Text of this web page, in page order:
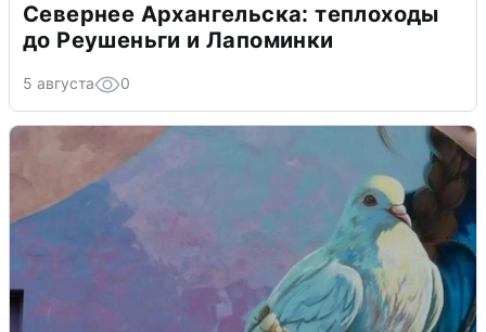
Севернее Архангельска: теплоходы
до Реушеньги и Лапоминки
5 августа 0